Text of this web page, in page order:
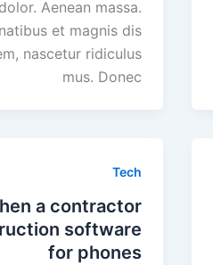
Aenean massa.
et magnis dis
nascetur ridiculus
mus. Donec
Tech
a contractor
software
for phones